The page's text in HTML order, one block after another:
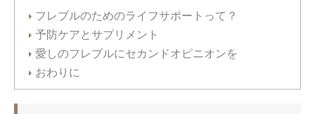
フレブルのためのライフサポートって？
予防ケアとサプリメント
愛しのフレブルにセカンドオピニオンを
おわりに